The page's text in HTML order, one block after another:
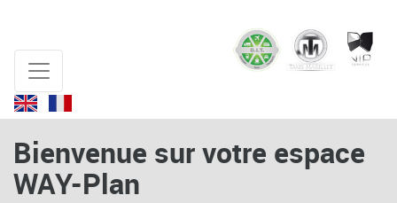
Bienvenue sur votre espace
WAY-Plan